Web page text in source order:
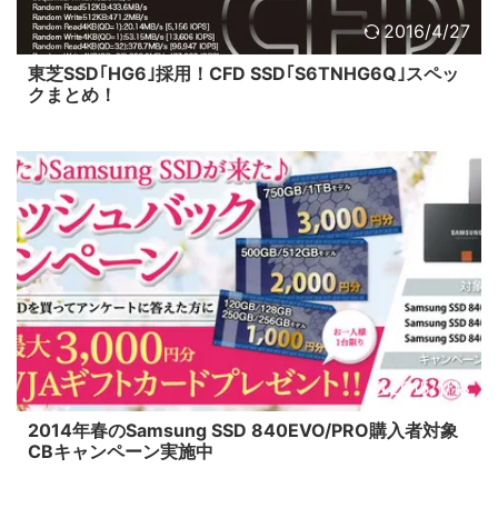
2016/4/27
東芝SSD｢HG6｣採用！CFD SSD｢S6TNHG6Q｣スペッ
クまとめ！
2015/1/18
2014年春のSamsung SSD 840EVO/PRO購入者対象
CBキャンペーン実施中